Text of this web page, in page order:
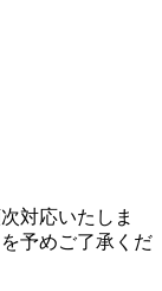
対応いたしま
予めご了承くだ